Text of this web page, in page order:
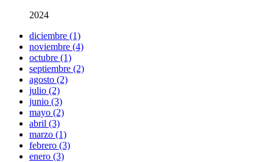
2024
diciembre (1)
noviembre (4)
octubre (1)
septiembre (2)
agosto (2)
julio (2)
junio (3)
mayo (2)
abril (3)
marzo (1)
febrero (3)
enero (3)